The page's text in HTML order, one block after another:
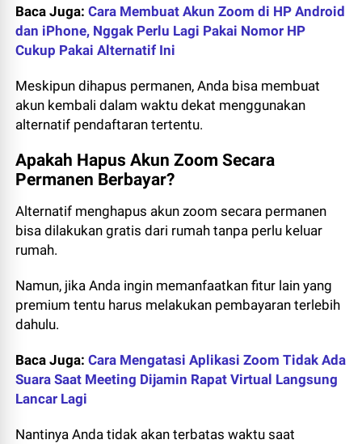
Baca Juga:Cara Membuat Akun Zoom di HP Android
dan iPhone, Nggak Perlu Lagi Pakai Nomor HP
Cukup Pakai Alternatif Ini
Meskipun dihapus permanen, Anda bisa membuat
akun kembali dalam waktu dekat menggunakan
alternatif pendaftaran tertentu.
Apakah Hapus Akun Zoom Secara
Permanen Berbayar?
Alternatif menghapus akun zoom secara permanen
bisa dilakukan gratis dari rumah tanpa perlu keluar
rumah.
Namun, jika Anda ingin memanfaatkan fitur lain yang
premium tentu harus melakukan pembayaran terlebih
dahulu.
Baca Juga:Cara Mengatasi Aplikasi Zoom Tidak Ada
Suara Saat Meeting Dijamin Rapat Virtual Langsung
Lancar Lagi
Nantinya Anda tidak akan terbatas waktu saat